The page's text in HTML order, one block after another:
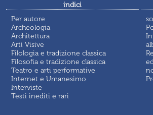
indici
Per autore
Archeologia
Architettura
Arti Visive
Filologia e tradizione classica
Filosofia e tradizione classica
Teatro e arti performative
Internet e Umanesimo
Interviste
Testi inediti e rari